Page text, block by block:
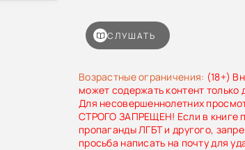
Возрастные ограничения: (18+)
может содержать контент только
Для несовершеннолетних
СТРОГО ЗАПРЕЩЕН! Если в книге
пропаганды ЛГБТ и другого,
просьба написать на почту для
СЛУШАТЬ